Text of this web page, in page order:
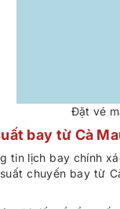
Đặt vé
bay từ Cà
tin lịch bay chính
chuyến bay từ